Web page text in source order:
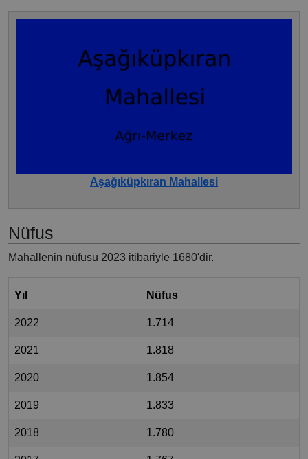
Aşağıküpkıran Mahallesi
Nüfus
Mahallenin nüfusu 2023 itibariyle 1680'dir.
Yıl Nüfus
2022 1.714
2021 1.818
2020 1.854
2019 1.833
2018 1.780